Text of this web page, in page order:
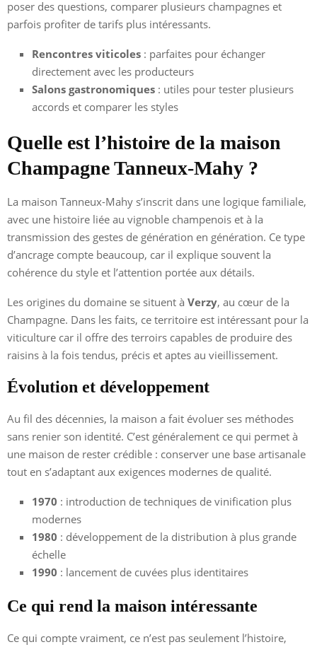
poser des questions, comparer plusieurs champagnes et
parfois profiter de tarifs plus intéressants.
Rencontres viticoles : parfaites pour échanger
directement avec les producteurs
Salons gastronomiques : utiles pour tester plusieurs
accords et comparer les styles
Quelle est l’histoire de la maison
Champagne Tanneux-Mahy ?
La maison Tanneux-Mahy s’inscrit dans une logique familiale,
avec une histoire liée au vignoble champenois et à la
transmission des gestes de génération en génération. Ce type
d’ancrage compte beaucoup, car il explique souvent la
cohérence du style et l’attention portée aux détails.
Les origines du domaine se situent à Verzy, au cœur de la
Champagne. Dans les faits, ce territoire est intéressant pour la
viticulture car il offre des terroirs capables de produire des
raisins à la fois tendus, précis et aptes au vieillissement.
Évolution et développement
Au fil des décennies, la maison a fait évoluer ses méthodes
sans renier son identité. C’est généralement ce qui permet à
une maison de rester crédible : conserver une base artisanale
tout en s’adaptant aux exigences modernes de qualité.
1970 : introduction de techniques de vinification plus
modernes
1980 : développement de la distribution à plus grande
échelle
1990 : lancement de cuvées plus identitaires
Ce qui rend la maison intéressante
Ce qui compte vraiment, ce n’est pas seulement l’histoire,